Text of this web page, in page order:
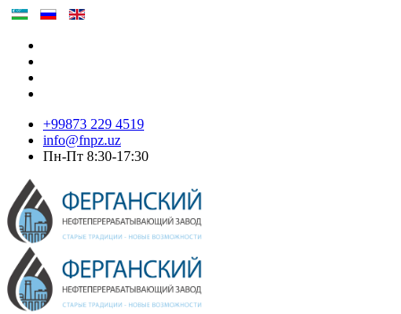
+99873 229 4519
info@fnpz.uz
Пн-Пт 8:30-17:30